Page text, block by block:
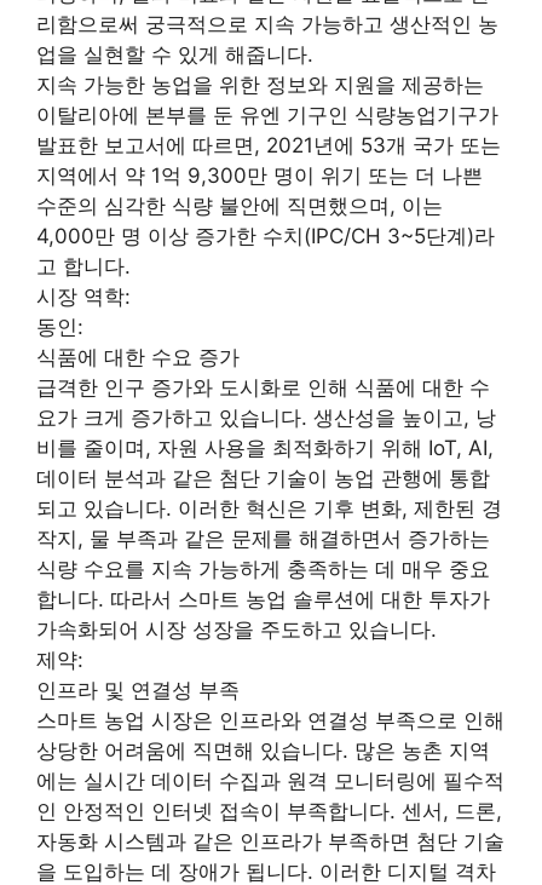
리함으로써 궁극적으로 지속 가능하고 생산적인 농
업을 실현할 수 있게 해줍니다.
지속 가능한 농업을 위한 정보와 지원을 제공하는
이탈리아에 본부를 둔 유엔 기구인 식량농업기구가
발표한 보고서에 따르면, 2021년에 53개 국가 또는
지역에서 약 1억 9,300만 명이 위기 또는 더 나쁜
수준의 심각한 식량 불안에 직면했으며, 이는
4,000만 명 이상 증가한 수치(IPC/CH 3~5단계)라
고 합니다.
시장 역학:
동인:
식품에 대한 수요 증가
급격한 인구 증가와 도시화로 인해 식품에 대한 수
요가 크게 증가하고 있습니다. 생산성을 높이고, 낭
비를 줄이며, 자원 사용을 최적화하기 위해 IoT, AI,
데이터 분석과 같은 첨단 기술이 농업 관행에 통합
되고 있습니다. 이러한 혁신은 기후 변화, 제한된 경
작지, 물 부족과 같은 문제를 해결하면서 증가하는
식량 수요를 지속 가능하게 충족하는 데 매우 중요
합니다. 따라서 스마트 농업 솔루션에 대한 투자가
가속화되어 시장 성장을 주도하고 있습니다.
제약:
인프라 및 연결성 부족
스마트 농업 시장은 인프라와 연결성 부족으로 인해
상당한 어려움에 직면해 있습니다. 많은 농촌 지역
에는 실시간 데이터 수집과 원격 모니터링에 필수적
인 안정적인 인터넷 접속이 부족합니다. 센서, 드론,
자동화 시스템과 같은 인프라가 부족하면 첨단 기술
을 도입하는 데 장애가 됩니다. 이러한 디지털 격차